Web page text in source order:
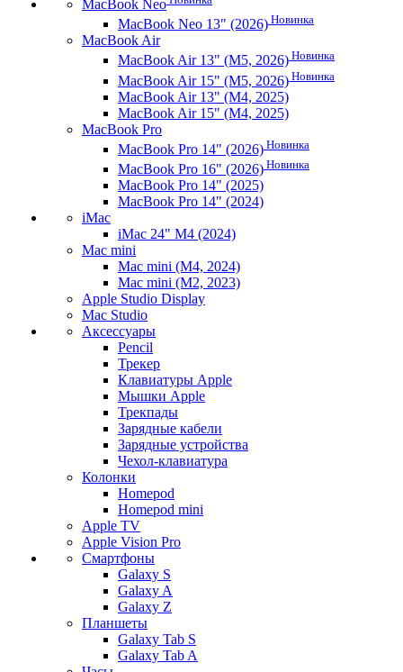
MacBook Neo
MacBook Neo 13" (2026) Новинка
MacBook Air
MacBook Air 13" (M5, 2026) Новинка
MacBook Air 15" (M5, 2026) Новинка
MacBook Air 13" (M4, 2025)
MacBook Air 15" (M4, 2025)
MacBook Pro
MacBook Pro 14" (2026) Новинка
MacBook Pro 16" (2026) Новинка
MacBook Pro 14" (2025)
MacBook Pro 14" (2024)
iMac
iMac 24" M4 (2024)
Mac mini
Mac mini (M4, 2024)
Mac mini (M2, 2023)
Apple Studio Display
Mac Studio
Аксессуары
Pencil
Трекер
Клавиатуры Apple
Мышки Apple
Трекпады
Зарядные кабели
Зарядные устройства
Чехол-клавиатура
Колонки
Homepod
Homepod mini
Apple TV
Apple Vision Pro
Смартфоны
Galaxy S
Galaxy A
Galaxy Z
Планшеты
Galaxy Tab S
Galaxy Tab A